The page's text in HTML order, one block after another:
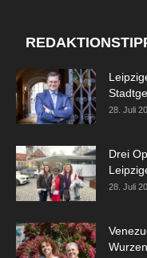
28. Juli
Drei
28. Juli